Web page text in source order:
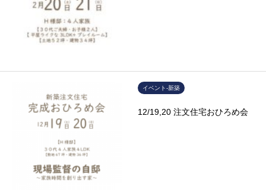
イベント-新築
12/19,20 注文住宅おひろめ会